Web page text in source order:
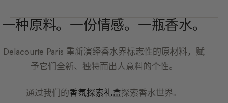
一种原料。一份情感。一瓶香水。
Delacourte Paris 重新演绎香水界标志性的原材料，赋
予它们全新、独特而出人意料的个性。
通过我们的香氛探索礼盒探索香水世界。